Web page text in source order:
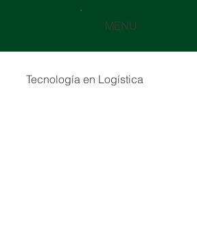
MENU
Tecnología en Logística